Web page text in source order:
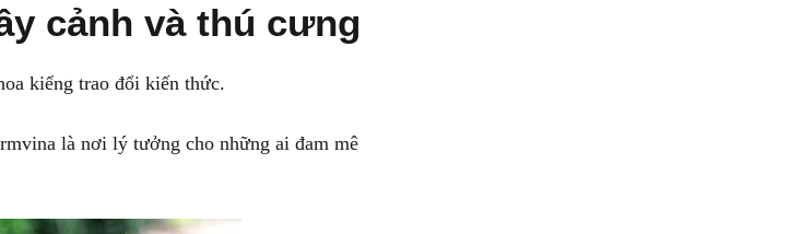
cảnh và thú cưng
kiểng trao đổi kiến thức.
là nơi lý tưởng cho những ai đam mê